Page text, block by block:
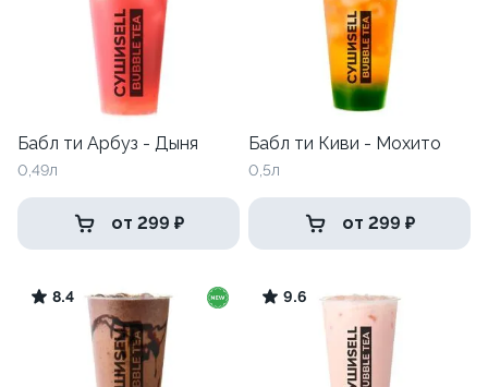
Бабл ти Арбуз - Дыня
0,49л
от 299 ₽
Бабл ти Киви - Мохито
0,5л
от 299 ₽
8.4 9.6